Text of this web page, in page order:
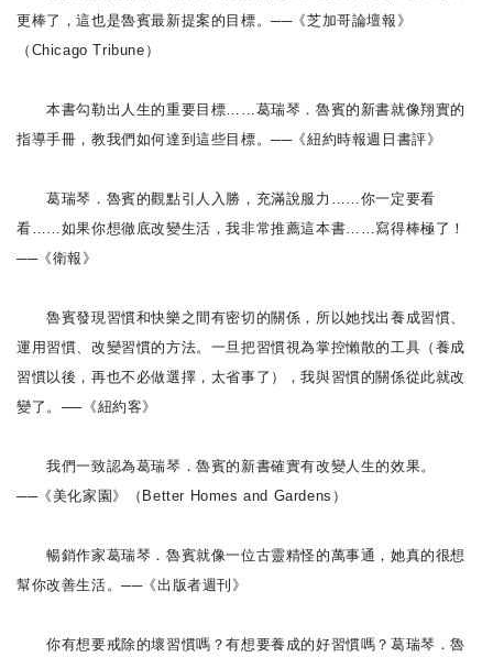
更棒了，這也是魯賓最新提案的目標。──《芝加哥論壇報》
（Chicago Tribune）
本書勾勒出人生的重要目標……葛瑞琴．魯賓的新書就像翔實的
指導手冊，教我們如何達到這些目標。──《紐約時報週日書評》
葛瑞琴．魯賓的觀點引人入勝，充滿說服力……你一定要看
看……如果你想徹底改變生活，我非常推薦這本書……寫得棒極了！
──《衛報》
魯賓發現習慣和快樂之間有密切的關係，所以她找出養成習慣、
運用習慣、改變習慣的方法。一旦把習慣視為掌控懶散的工具（養成
習慣以後，再也不必做選擇，太省事了），我與習慣的關係從此就改
變了。──《紐約客》
我們一致認為葛瑞琴．魯賓的新書確實有改變人生的效果。
──《美化家園》（Better Homes and Gardens）
暢銷作家葛瑞琴．魯賓就像一位古靈精怪的萬事通，她真的很想
幫你改善生活。──《出版者週刊》
你有想要戒除的壞習慣嗎？有想要養成的好習慣嗎？葛瑞琴．魯